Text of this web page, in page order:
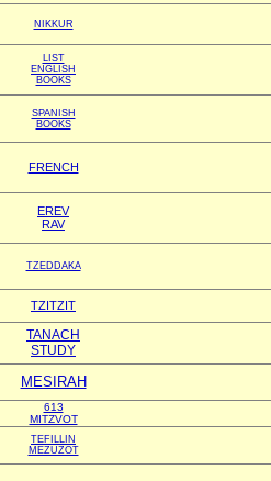
NIKKUR
LIST
ENGLISH
BOOKS
SPANISH
BOOKS
FRENCH
EREV
RAV
TZEDDAKA
TZITZIT
TANACH
STUDY
MESIRAH
613
MITZVOT
TEFILLIN
MEZUZOT